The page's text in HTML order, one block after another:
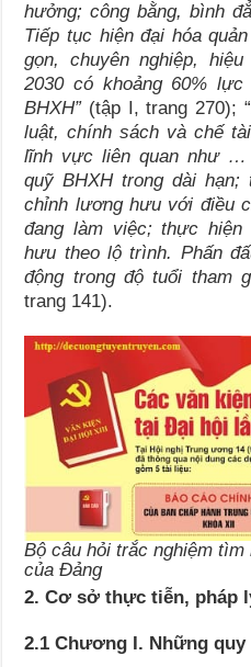
hưởng; công bằng, bình
Tiếp tục hiện đại hóa
gọn, chuyên nghiệp,
2030 có khoảng 60%
BHXH”(tập I, trang 270); “
luật, chính sách và chế
lĩnh vực liên quan như …
quỹBHXHtrong dài hạn;
chỉnh lương hưu với điều
đang làm việc; thực hiện
hưu theo lộ trình. Phấn
động trong độ tuổi tham
trang 141).
Bộ câu hỏi trắc nghiệm
của Đảng
2. Cơ sở thực tiễn, pháp
2.1 Chương I. Những